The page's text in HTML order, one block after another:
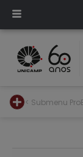
< Submenu